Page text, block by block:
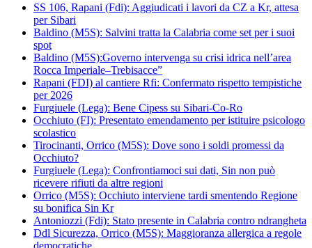
SS 106, Rapani (Fdi): Aggiudicati i lavori da CZ a Kr, attesa
per Sibari
Baldino (M5S): Salvini tratta la Calabria come set per i suoi
spot
Baldino (M5S):Governo intervenga su crisi idrica nell’area
Rocca Imperiale–Trebisacce”
Rapani (FDI) al cantiere Rfi: Confermato rispetto tempistiche
per 2026
Furgiuele (Lega): Bene Cipess su Sibari-Co-Ro
Occhiuto (FI): Presentato emendamento per istituire psicologo
scolastico
Tirocinanti, Orrico (M5S): Dove sono i soldi promessi da
Occhiuto?
Furgiuele (Lega): Confrontiamoci sui dati, Sin non può
ricevere rifiuti da altre regioni
Orrico (M5S): Occhiuto interviene tardi smentendo Regione
su bonifica Sin Kr
Antoniozzi (Fdi): Stato presente in Calabria contro ndrangheta
Ddl Sicurezza, Orrico (M5S): Maggioranza allergica a regole
democratiche